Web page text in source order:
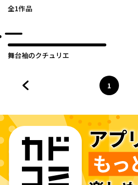
全1作品
舞台袖のクチュリエ
ページ
1
へ